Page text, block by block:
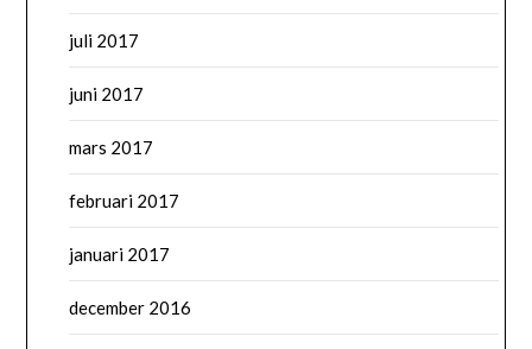
juli 2017
juni 2017
mars 2017
februari 2017
januari 2017
december 2016